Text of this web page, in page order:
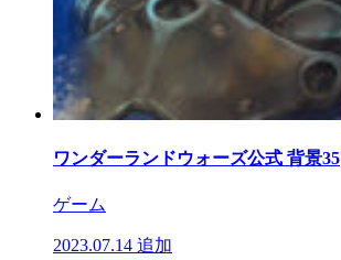
ワンダーランドウォーズ公式 背景35
ゲーム
2023.07.14 追加